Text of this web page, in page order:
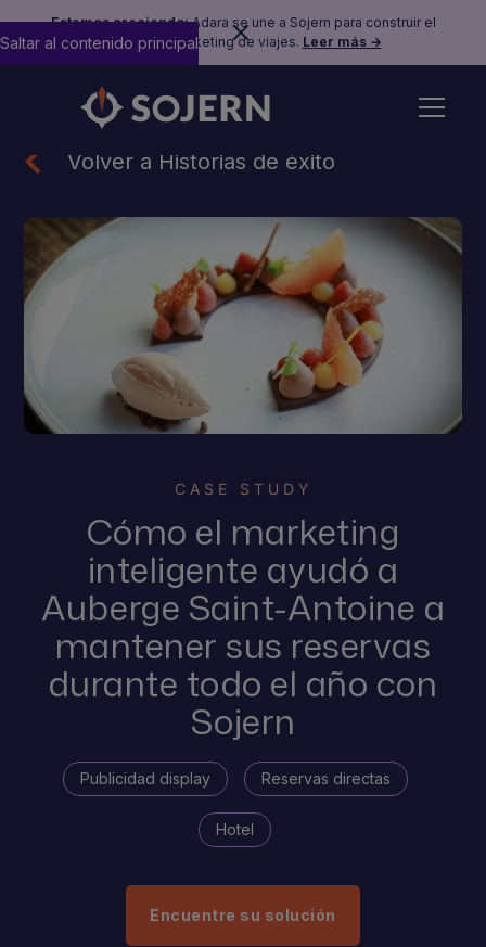
Estamos creciendo:Adara se une a Sojern para construir el
futuro del marketing de viajes. Leer más →
Saltar al contenido principal
Volver a Historias de éxito
CASE STUDY
Cómo el marketing
inteligente ayudó a
Auberge Saint-Antoine a
mantener sus reservas
durante todo el año con
Sojern
Publicidad display Reservas directas
Hotel
Encuentre su solución